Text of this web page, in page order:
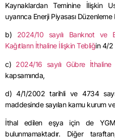
Kaynaklardan Teminine İlişkin
uyarınca Enerji Piyasası
b) 2024/10 sayılı Banknot ve
Kağıtların İthaline İlişkin Tebliğin 4/2
c) 2024/16 sayılı Gübre
kapsamında,
d) 4/1/2002 tarihli ve 4734
maddesinde sayılan kamu kurum
İthal edilen eşya için de YGM
bulunmamaktadır. Diğer